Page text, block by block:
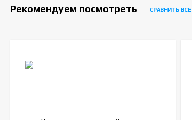
Рекомендуем посмотреть СРАВНИТЬ ВСЕ